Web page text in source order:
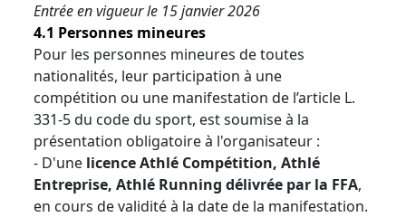
Entrée en vigueur le 15 janvier 2026
4.1 Personnes mineures
Pour les personnes mineures de toutes
nationalités, leur participation à une
compétition ou une manifestation de l’article L.
331-5 du code du sport, est soumise à la
présentation obligatoire à l'organisateur :
- D'une licence Athlé Compétition, Athlé
Entreprise, Athlé Running délivrée par la FFA,
en cours de validité à la date de la manifestation.